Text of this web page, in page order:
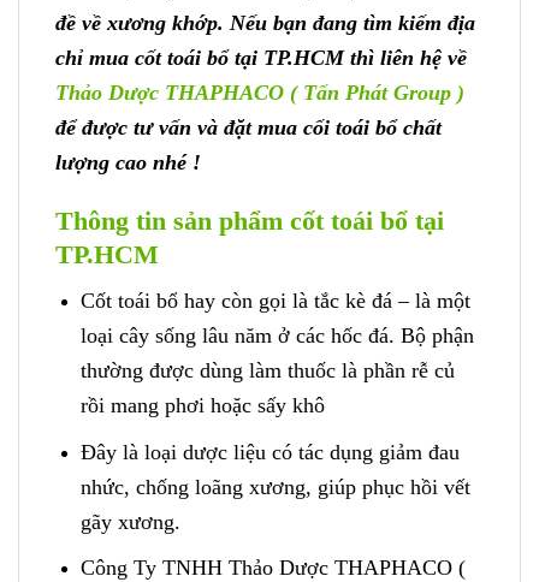
đề về xương khớp. Nếu bạn đang tìm kiếm địa
chỉ mua cốt toái bổ tại TP.HCM thì liên hệ về
Thảo Dược THAPHACO ( Tấn Phát Group )
để được tư vấn và đặt mua cối toái bổ chất
lượng cao nhé !
Thông tin sản phẩm cốt toái bổ tại
TP.HCM
Cốt toái bổ hay còn gọi là tắc kè đá – là một
loại cây sống lâu năm ở các hốc đá. Bộ phận
thường được dùng làm thuốc là phần rễ củ
rồi mang phơi hoặc sấy khô
Đây là loại dược liệu có tác dụng giảm đau
nhức, chống loãng xương, giúp phục hồi vết
gãy xương.
Công Ty TNHH Thảo Dược THAPHACO (